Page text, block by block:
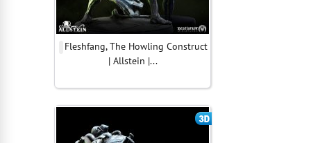
Fleshfang, The Howling Construct
| Allstein |...